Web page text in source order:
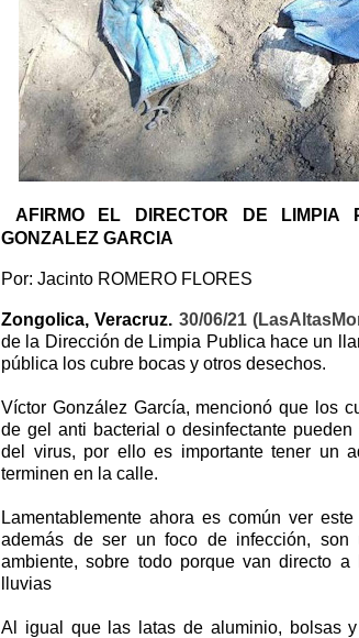
AFIRMO EL DIRECTOR DE
GONZALEZ GARCIA
Por: Jacinto ROMERO FLORES
Zongolica, Veracruz. 30/06/21
de la Dirección de Limpia Publica hace un
pública los cubre bocas y otros desechos.
Víctor González García, mencionó que los
de gel anti bacterial o desinfectante
del virus, por ello es importante tener un
terminen en la calle.
Lamentablemente ahora es común ver
además de ser un foco de infección, son
ambiente, sobre todo porque van directo
lluvias
Al igual que las latas de aluminio, bolsas